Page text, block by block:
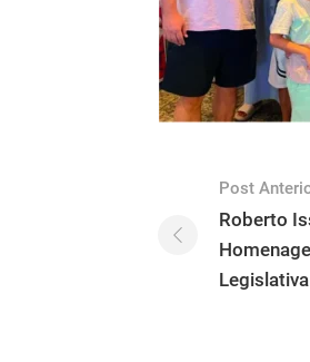
Post
Roberto